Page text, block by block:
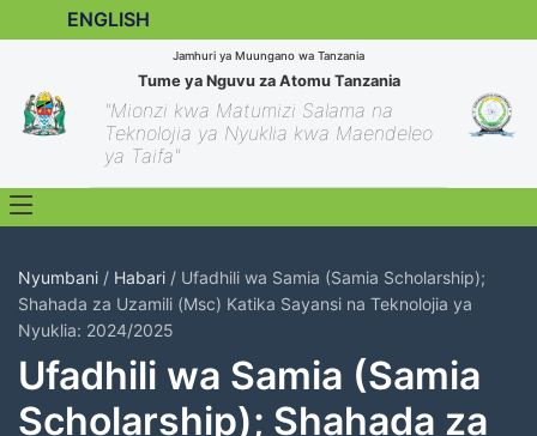
ENGLISH
Jamhuri ya Muungano wa Tanzania
Tume ya Nguvu za Atomu Tanzania
"Mionzi kwa Matumizi Salama na
Teknolojia ya Nyuklia kwa Maendeleo
ya Taifa"
Nyumbani / Habari / Ufadhili wa Samia (Samia Scholarship);
Shahada za Uzamili (Msc) Katika Sayansi na Teknolojia ya
Nyuklia: 2024/2025
Ufadhili wa Samia (Samia
Scholarship); Shahada za